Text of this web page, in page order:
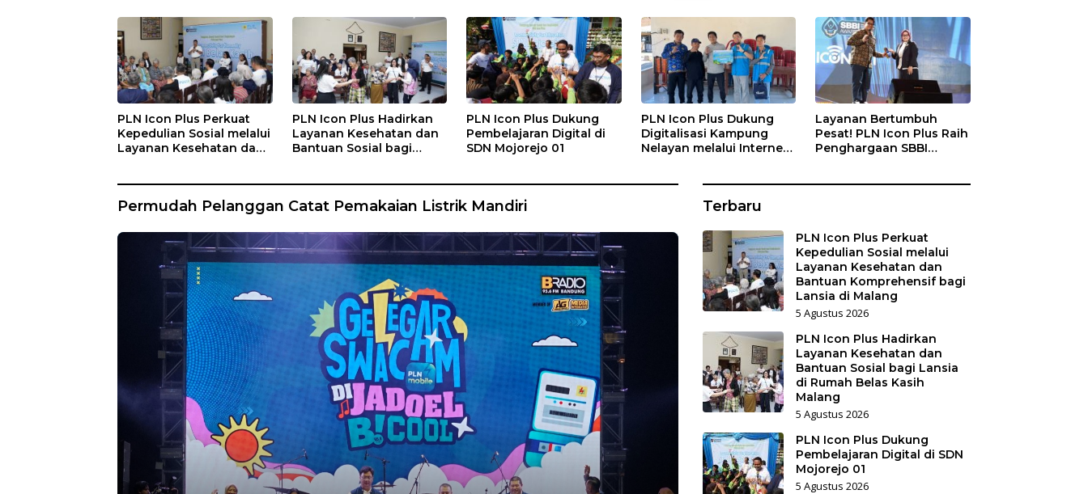
PLN Icon Plus Perkuat
Kepedulian Sosial melalui
Layanan Kesehatan dan
PLN Icon Plus Hadirkan
Layanan Kesehatan dan
Bantuan Sosial bagi
PLN Icon Plus Dukung
Pembelajaran Digital di
SDN Mojorejo 01
PLN Icon Plus Dukung
Digitalisasi Kampung
Nelayan melalui Internet
Layanan Bertumbuh
Pesat! PLN Icon Plus Raih
Penghargaan SBBI
Permudah Pelanggan Catat Pemakaian Listrik Mandiri Terbaru
PLN Icon Plus Perkuat
Kepedulian Sosial melalui
Layanan Kesehatan dan
Bantuan Komprehensif bagi
Lansia di Malang
5 Agustus 2026
PLN Icon Plus Hadirkan
Layanan Kesehatan dan
Bantuan Sosial bagi Lansia
di Rumah Belas Kasih
Malang
5 Agustus 2026
PLN Icon Plus Dukung
Pembelajaran Digital di SDN
Mojorejo 01
5 Agustus 2026